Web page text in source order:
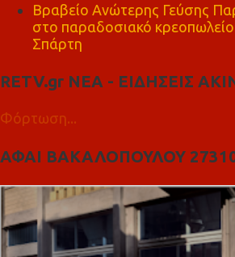
Βραβείο Ανώτερης Γεύσης
στο παραδοσιακό
Σπάρτη
RETV.gr ΝΕΑ - ΕΙΔΗΣΕΙΣ
Φόρτωση...
ΑΦΑΙ ΒΑΚΑΛΟΠΟΥΛΟΥ